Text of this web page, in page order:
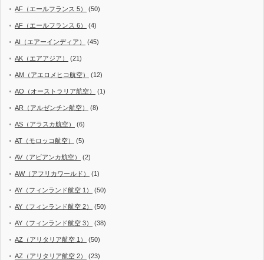
AF（エールフランス 5） (50)
AF（エールフランス 6） (4)
AI（エアーインディア） (45)
AK（エアアジア） (21)
AM（アエロメヒコ航空） (12)
AO（オーストラリア航空） (1)
AR（アルゼンチン航空） (8)
AS（アラスカ航空） (6)
AT（モロッコ航空） (5)
AV（アビアンカ航空） (2)
AW（アフリカワールド） (1)
AY（フィンランド航空 1） (50)
AY（フィンランド航空 2） (50)
AY（フィンランド航空 3） (38)
AZ（アリタリア航空 1） (50)
AZ（アリタリア航空 2） (23)